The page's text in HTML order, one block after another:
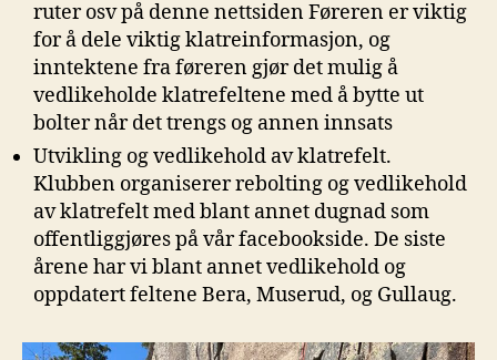
ruter osv på denne nettsiden Føreren er viktig
for å dele viktig klatreinformasjon, og
inntektene fra føreren gjør det mulig å
vedlikeholde klatrefeltene med å bytte ut
bolter når det trengs og annen innsats
Utvikling og vedlikehold av klatrefelt.
Klubben organiserer rebolting og vedlikehold
av klatrefelt med blant annet dugnad som
offentliggjøres på vår facebookside. De siste
årene har vi blant annet vedlikehold og
oppdatert feltene Bera, Muserud, og Gullaug.